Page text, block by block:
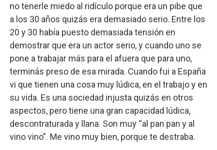
no tenerle miedo al ridículo porque era un pibe que
a los 30 años quizás era demasiado serio. Entre los
20 y 30 había puesto demasiada tensión en
demostrar que era un actor serio, y cuando uno se
pone a trabajar más para el afuera que para uno,
terminás preso de esa mirada. Cuando fui a España
vi que tienen una cosa muy lúdica, en el trabajo y en
su vida. Es una sociedad injusta quizás en otros
aspectos, pero tiene una gran capacidad lúdica,
descontraturada y llana. Son muy “al pan pan y al
vino vino”. Me vino muy bien, porque te destraba.